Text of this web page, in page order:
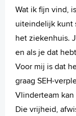
Wat ik fijn vind,
uiteindelijk kunt
het ziekenhuis.
en als je dat
Voor mij is dat
graag SEH-
Vlinderteam
Die vrijheid,